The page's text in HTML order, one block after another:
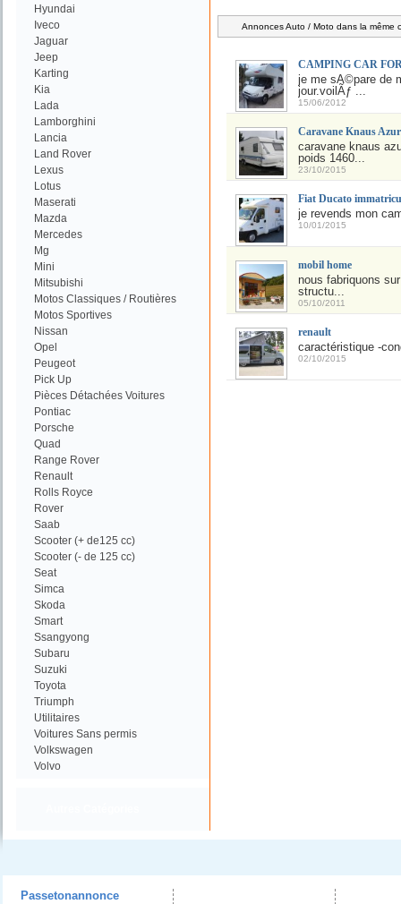
Hyundai
Iveco
Jaguar
Jeep
Karting
Kia
Lada
Lamborghini
Lancia
Land Rover
Lexus
Lotus
Maserati
Mazda
Mercedes
Mg
Mini
Mitsubishi
Motos Classiques / Routières
Motos Sportives
Nissan
Opel
Peugeot
Pick Up
Pièces Détachées Voitures
Pontiac
Porsche
Quad
Range Rover
Renault
Rolls Royce
Rover
Saab
Scooter (+ de125 cc)
Scooter (- de 125 cc)
Seat
Simca
Skoda
Smart
Ssangyong
Subaru
Suzuki
Toyota
Triumph
Utilitaires
Voitures Sans permis
Volkswagen
Volvo
Annonces Auto / Moto dans la même
CAMPING CAR
je me sÃ©pare de
jour.voilÃƒ ...
15/06/2012
Caravane Knaus
caravane knaus
poids 1460...
23/10/2015
Fiat Ducato
je revends mon
10/01/2015
mobil home
nous fabriquons
structu...
05/10/2011
renault
caractéristique -
02/10/2015
Passetonannonce